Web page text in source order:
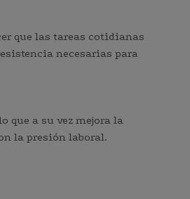
que las tareas cotidianas
necesarias para
que a su vez mejora la
la presión laboral.